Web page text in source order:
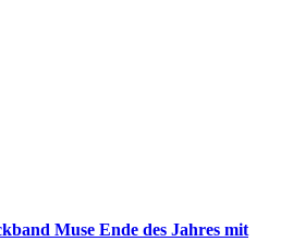
Muse Ende des Jahres mit